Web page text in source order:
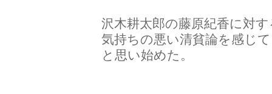
沢木耕太郎の藤原紀香に対
気持ちの悪い清貧論を感じ
と思い始めた。